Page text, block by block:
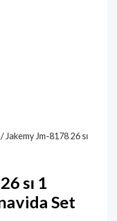
/ Jakemy Jm-8178 26 sı
sı 1
Set